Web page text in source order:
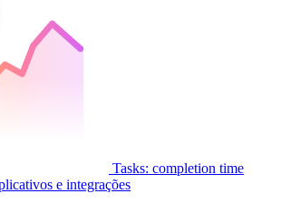
Tasks: completion time
e integrações